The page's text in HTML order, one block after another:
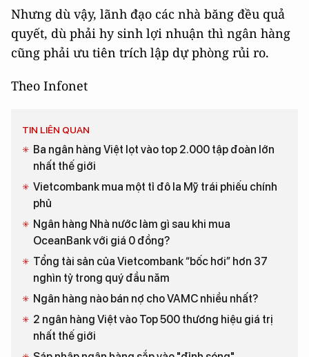
Nhưng dù vậy, lãnh đạo các nhà băng đều quả
quyết, dù phải hy sinh lợi nhuận thì ngân hàng
cũng phải ưu tiên trích lập dự phòng rủi ro.
Theo Infonet
TIN LIÊN QUAN
Ba ngân hàng Việt lọt vào top 2.000 tập đoàn lớn
nhất thế giới
Vietcombank mua một tỉ đô la Mỹ trái phiếu chính
phủ
Ngân hàng Nhà nước làm gì sau khi mua
OceanBank với giá 0 đồng?
Tổng tài sản của Vietcombank “bốc hơi” hơn 37
nghìn tỷ trong quý đầu năm
Ngân hàng nào bán nợ cho VAMC nhiều nhất?
2 ngân hàng Việt vào Top 500 thương hiệu giá trị
nhất thế giới